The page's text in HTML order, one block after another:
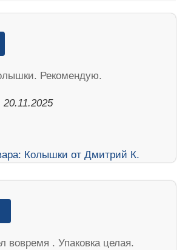
Рекомендую.
вовремя . Упаковка целая.